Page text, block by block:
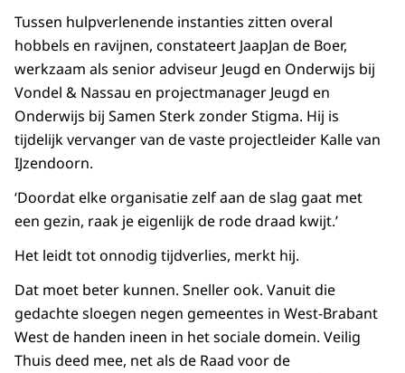
Tussen hulpverlenende instanties zitten overal
hobbels en ravijnen, constateert JaapJan de Boer,
werkzaam als senior adviseur Jeugd en Onderwijs bij
Vondel & Nassau en projectmanager Jeugd en
Onderwijs bij Samen Sterk zonder Stigma. Hij is
tijdelijk vervanger van de vaste projectleider Kalle van
IJzendoorn.
‘Doordat elke organisatie zelf aan de slag gaat met
een gezin, raak je eigenlijk de rode draad kwijt.’
Het leidt tot onnodig tijdverlies, merkt hij.
Dat moet beter kunnen. Sneller ook. Vanuit die
gedachte sloegen negen gemeentes in West-Brabant
West de handen ineen in het sociale domein. Veilig
Thuis deed mee, net als de Raad voor de